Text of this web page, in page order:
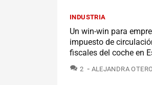
INDUSTRIA
Un win-win para
impuesto de
fiscales del coche en
2 COMENTARIOS
ALEJANDRA